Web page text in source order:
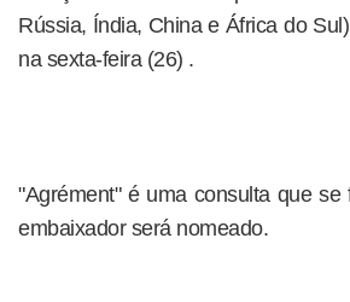
Rússia, Índia, China e África do
na sexta-feira (26) .
"Agrément" é uma consulta que
embaixador será nomeado.